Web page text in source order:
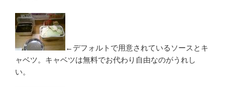
←デフォルトで用意されているソースとキ
ャベツ。キャベツは無料でお代わり自由なのがうれし
い。